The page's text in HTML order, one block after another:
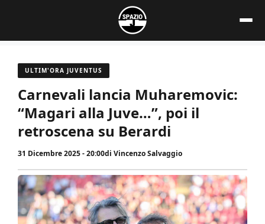
contenuto
ULTIM'ORA JUVENTUS
Carnevali lancia Muharemovic:
“Magari alla Juve…”, poi il
retroscena su Berardi
31 Dicembre 2025 - 20:00di Vincenzo Salvaggio